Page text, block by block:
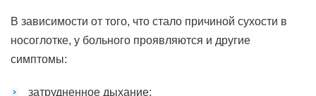
В зависимости от того, что стало причиной сухости в
носоглотке, у больного проявляются и другие
симптомы:
затрудненное дыхание;